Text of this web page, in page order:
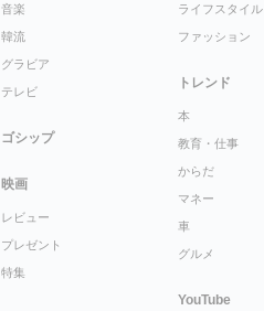
音楽
韓流
グラビア
テレビ
ゴシップ
映画
レビュー
プレゼント
特集
ライフスタイル
ファッション
トレンド
本
教育・仕事
からだ
マネー
車
グルメ
YouTube